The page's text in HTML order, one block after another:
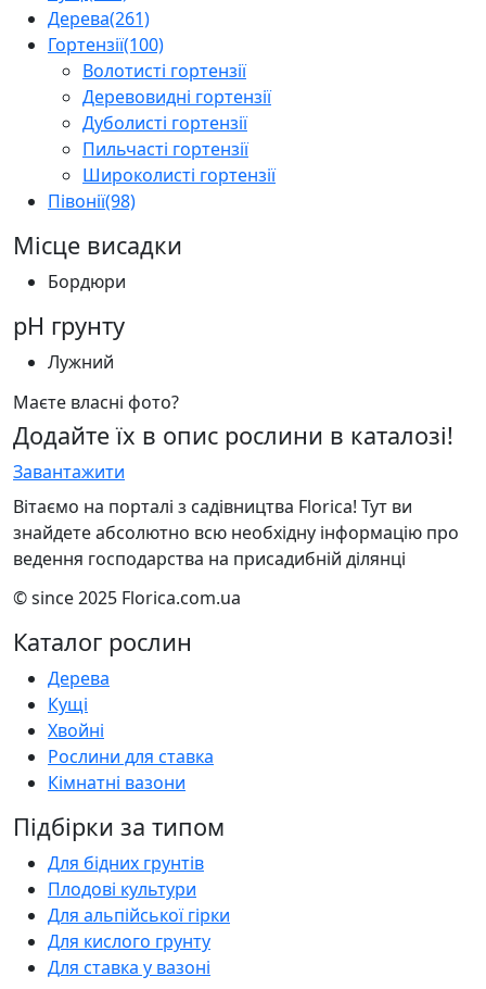
Дерева(261)
Гортензії(100)
Волотисті гортензії
Деревовидні гортензії
Дуболисті гортензії
Пильчасті гортензії
Широколисті гортензії
Півонії(98)
Місце висадки
Бордюри
pH грунту
Лужний
Маєте власні фото?
Додайте їх в опис рослини в каталозі!
Завантажити
Вітаємо на порталі з садівництва Florica! Тут ви
знайдете абсолютно всю необхідну інформацію про
ведення господарства на присадибній ділянці
© since 2025 Florica.com.ua
Каталог рослин
Дерева
Кущі
Хвойні
Рослини для ставка
Кімнатні вазони
Підбірки за типом
Для бідних грунтів
Плодові культури
Для альпійської гірки
Для кислого грунту
Для ставка у вазоні